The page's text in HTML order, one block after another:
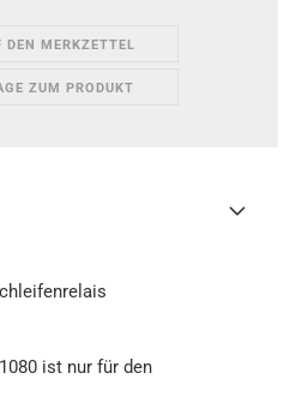
DEN MERKZETTEL
ZUM PRODUKT
ist nur für den